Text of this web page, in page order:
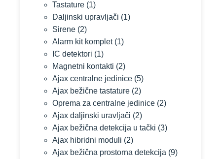
Tastature (1)
Daljinski upravljači (1)
Sirene (2)
Alarm kit komplet (1)
IC detektori (1)
Magnetni kontakti (2)
Ajax centralne jedinice (5)
Ajax bežične tastature (2)
Oprema za centralne jedinice (2)
Ajax daljinski uravljači (2)
Ajax bežična detekcija u tački (3)
Ajax hibridni moduli (2)
Ajax bežična prostorna detekcija (9)